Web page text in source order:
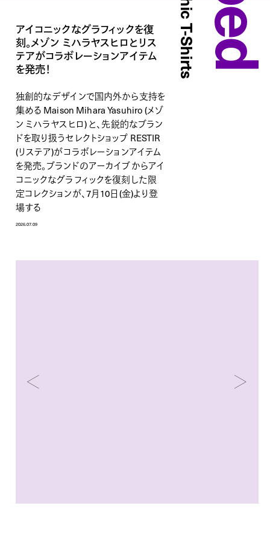
アイコニックなグラフィックを復
刻。メゾン ミハラヤスヒロとリス
テアがコラボレーションアイテム
を発売！
独創的なデザインで国内外から支持を
集める Maison Mihara Yasuhiro (メゾ
ン ミハラヤスヒロ) と、先鋭的なブラン
ドを取り扱うセレクトショップ RESTIR
(リステア)がコラボレーションアイテム
を発売。ブランドのアーカイブからアイ
コニックなグラフィックを復刻した限
定コレクションが、7月10日(金)より登
場する
2026.07.09